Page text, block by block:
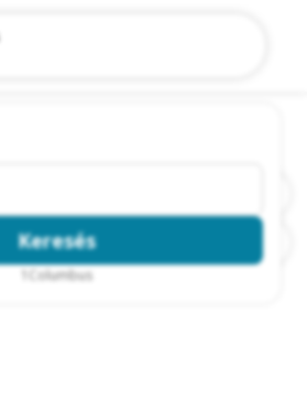
Keresés
Columbus